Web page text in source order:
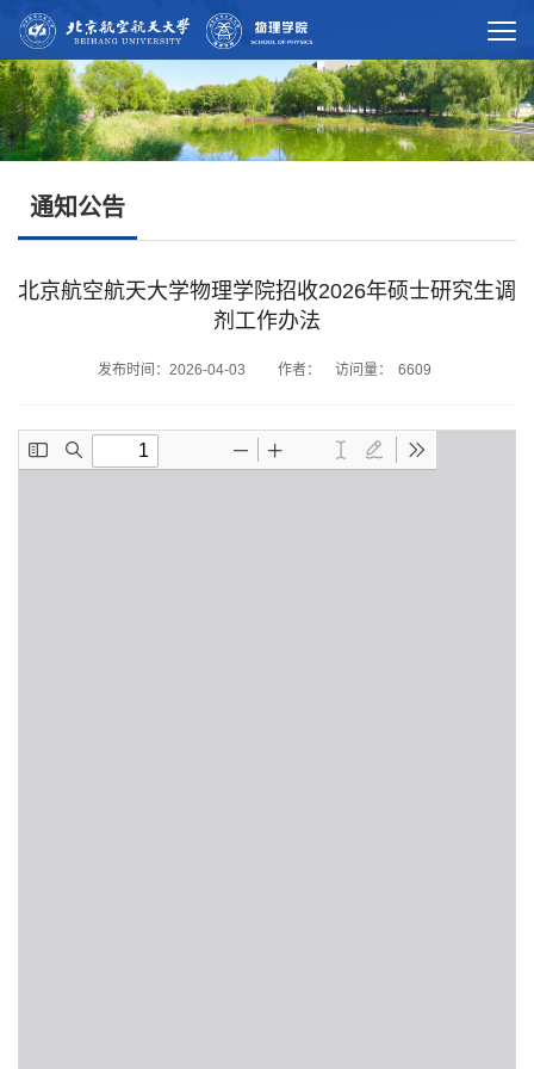
通知公告
北京航空航天大学物理学院招收2026年硕士研究生调
剂工作办法
发布时间：2026-04-03 作者： 访问量： 6609